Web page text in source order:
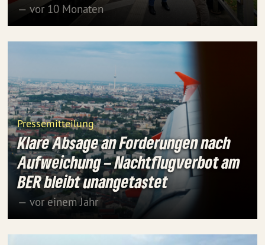
— vor 10 Monaten
Pressemitteilung
Klare Absage an Forderungen nach
Aufweichung – Nachtflugverbot am
BER bleibt unangetastet
— vor einem Jahr